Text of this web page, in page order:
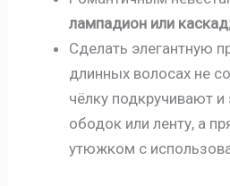
лампадион или каскад;
Сделать элегантную
длинных волосах не
чёлку подкручивают
ободок или ленту, а
утюжком с